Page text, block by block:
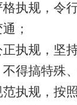
规，令行
；
规，坚持
得搞特殊
规，按照